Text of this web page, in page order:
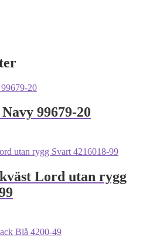
99679-20
flera
Lord utan rygg